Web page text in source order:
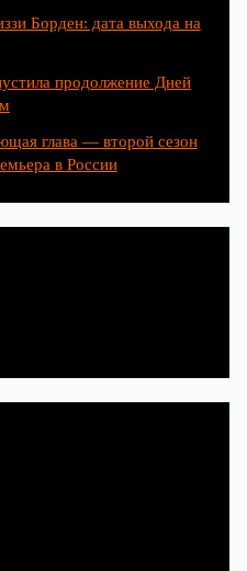
Борден: дата выхода на
продолжение Дней
глава — второй сезон
в России